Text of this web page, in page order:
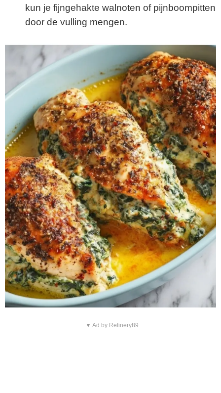
kun je fijngehakte walnoten of pijnboompitten
door de vulling mengen.
▼ Ad by Refinery89